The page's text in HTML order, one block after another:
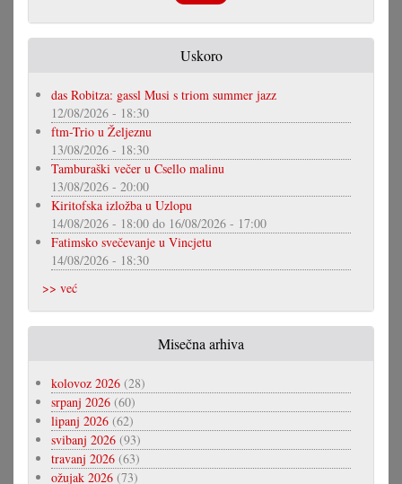
Uskoro
das Robitza: gassl Musi s triom summer jazz
12/08/2026 - 18:30
ftm-Trio u Željeznu
13/08/2026 - 18:30
Tamburaški večer u Csello malinu
13/08/2026 - 20:00
Kiritofska izložba u Uzlopu
14/08/2026 - 18:00 do 16/08/2026 - 17:00
Fatimsko svečevanje u Vincjetu
14/08/2026 - 18:30
>> već
Misečna arhiva
kolovoz 2026 (28)
srpanj 2026 (60)
lipanj 2026 (62)
svibanj 2026 (93)
travanj 2026 (63)
ožujak 2026 (73)